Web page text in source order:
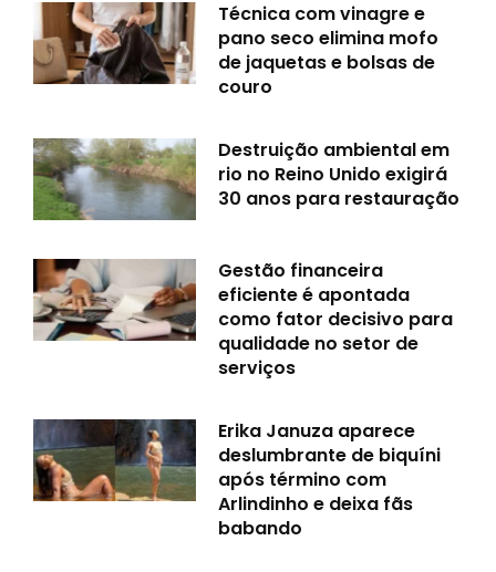
Técnica com vinagre e
pano seco elimina mofo
de jaquetas e bolsas de
couro
Destruição ambiental em
rio no Reino Unido exigirá
30 anos para restauração
Gestão financeira
eficiente é apontada
como fator decisivo para
qualidade no setor de
serviços
Erika Januza aparece
deslumbrante de biquíni
após término com
Arlindinho e deixa fãs
babando